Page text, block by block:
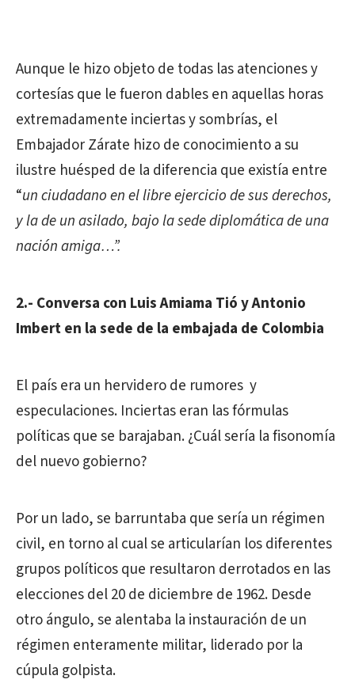
Aunque le hizo objeto de todas las atenciones y
cortesías que le fueron dables en aquellas horas
extremadamente inciertas y sombrías, el
Embajador Zárate hizo de conocimiento a su
ilustre huésped de la diferencia que existía entre
“un ciudadano en el libre ejercicio de sus derechos,
y la de un asilado, bajo la sede diplomática de una
nación amiga…”.
2.- Conversa con Luis Amiama Tió y Antonio
Imbert en la sede de la embajada de Colombia
El país era un hervidero de rumores y
especulaciones. Inciertas eran las fórmulas
políticas que se barajaban. ¿Cuál sería la fisonomía
del nuevo gobierno?
Por un lado, se barruntaba que sería un régimen
civil, en torno al cual se articularían los diferentes
grupos políticos que resultaron derrotados en las
elecciones del 20 de diciembre de 1962. Desde
otro ángulo, se alentaba la instauración de un
régimen enteramente militar, liderado por la
cúpula golpista.